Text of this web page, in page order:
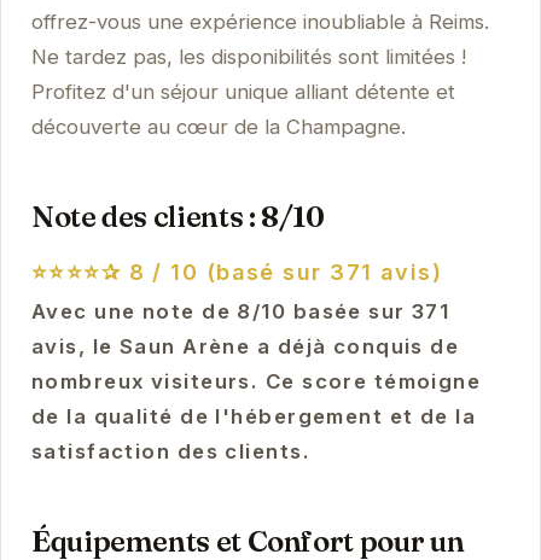
offrez-vous une expérience inoubliable à Reims.
Ne tardez pas, les disponibilités sont limitées !
Profitez d'un séjour unique alliant détente et
découverte au cœur de la Champagne.
Note des clients : 8/10
⭐⭐⭐⭐✰ 8 / 10 (basé sur 371 avis)
Avec une note de 8/10 basée sur 371
avis, le Saun Arène a déjà conquis de
nombreux visiteurs. Ce score témoigne
de la qualité de l'hébergement et de la
satisfaction des clients.
Équipements et Confort pour un